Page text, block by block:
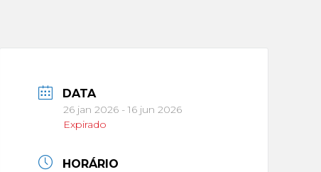
DATA
26 jan 2026 - 16 jun 2026
Expirado
HORÁRIO